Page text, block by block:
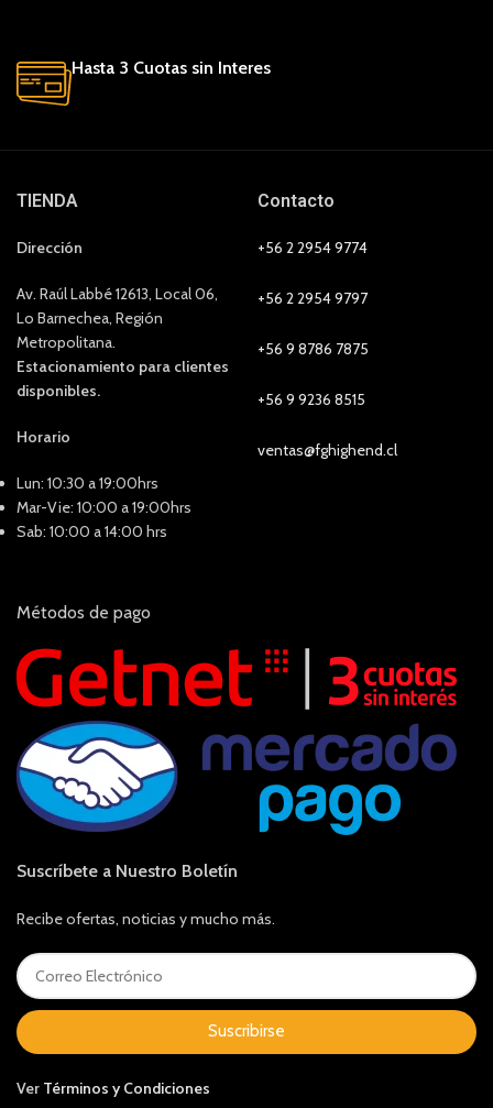
Hasta 3 Cuotas sin Interes
TIENDA
Dirección
Av. Raúl Labbé 12613, Local 06,
Lo Barnechea, Región
Metropolitana.
Estacionamiento para clientes
disponibles.
Horario
Lun: 10:30 a 19:00hrs
Mar-Vie: 10:00 a 19:00hrs
Sab: 10:00 a 14:00 hrs
Contacto
+56 2 2954 9774
+56 2 2954 9797
+56 9 8786 7875
+56 9 9236 8515
ventas@fghighend.cl
Métodos de pago
Suscríbete a Nuestro Boletín
Recibe ofertas, noticias y mucho más.
Suscribirse
Ver Términos y Condiciones